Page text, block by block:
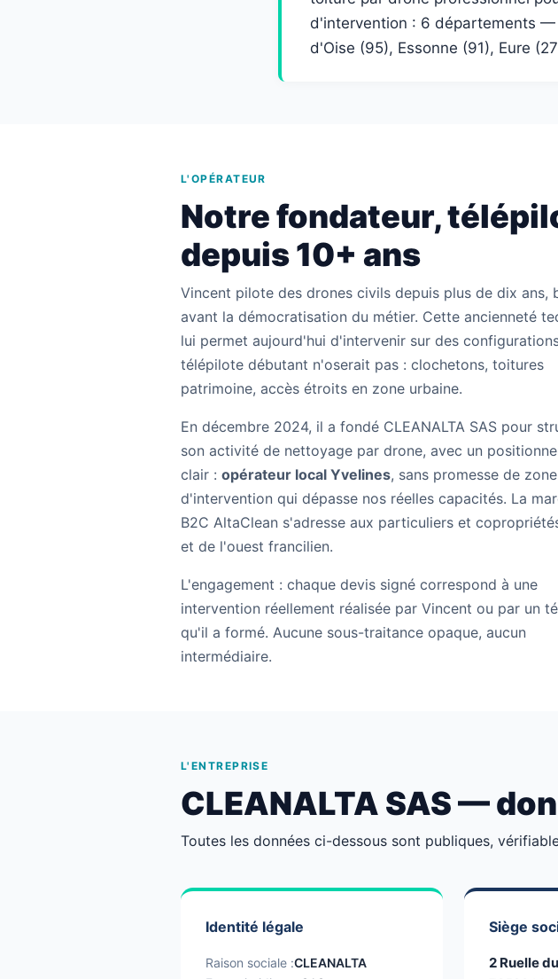
d'intervention : 6 départements
d'Oise (95), Essonne (91), Eure
L'OPÉRATEUR
Notre fondateur,
depuis 10+ ans
Vincent pilote des drones civils depuis plus de dix ans,
avant la démocratisation du métier. Cette ancienneté
lui permet aujourd'hui d'intervenir sur des
télépilote débutant n'oserait pas : clochetons, toitures
patrimoine, accès étroits en zone urbaine.
En décembre 2024, il a fondé CLEANALTA SAS pour
son activité de nettoyage par drone, avec un
clair : opérateur local Yvelines, sans promesse de zone
d'intervention qui dépasse nos réelles capacités. La
B2C AltaClean s'adresse aux particuliers et
et de l'ouest francilien.
L'engagement : chaque devis signé correspond à une
intervention réellement réalisée par Vincent ou par un
qu'il a formé. Aucune sous-traitance opaque, aucun
intermédiaire.
L'ENTREPRISE
CLEANALTA SAS —
Toutes les données ci-dessous sont publiques,
Identité légale
Raison sociale :CLEANALTA
Siège
2 Ruelle